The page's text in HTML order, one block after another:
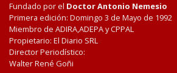
Fundado por el Doctor Antonio Nemesio
Primera edición: Domingo 3 de Mayo de 1992
Miembro de ADIRA,ADEPA y CPPAL
Propietario: El Diario SRL
Director Periodístico:
Walter René Goñi